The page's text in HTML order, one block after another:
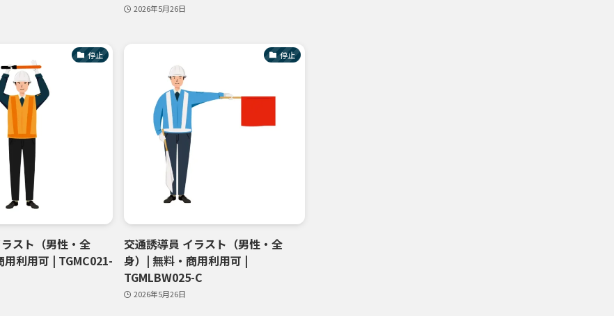
2026年5月26日
停止
スト（男性・全
利用可 | TGMC021-
停止
交通誘導員 イラスト（男性・全
身）| 無料・商用利用可 |
TGMLBW025-C
2026年5月26日